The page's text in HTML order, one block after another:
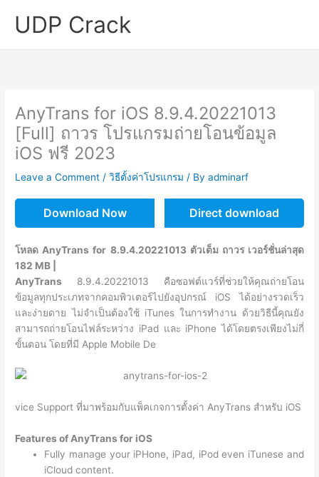
UDP Crack
AnyTrans for iOS 8.9.4.20221013
[Full] ถาวร โปรแกรมถ่ายโอนข้อมูล
iOS ฟรี 2023
Leave a Comment /วิธีตั้งค่าโปรแกรม / Byadminarf
Download Now Direct download
โหลด AnyTrans for 8.9.4.20221013 ตัวเต็ม ถาวร เวอร์ชั่นล่าสุด
182 MB |
AnyTrans 8.9.4.20221013 คือซอฟต์แวร์ที่ช่วยให้คุณถ่ายโอน
ข้อมูลทุกประเภทจากคอมพิวเตอร์ไปยังอุปกรณ์ iOS ได้อย่างรวดเร็ว
และง่ายดาย ไม่จำเป็นต้องใช้ iTunes ในการทำงาน ด้วยวิธีนี้คุณยัง
สามารถถ่ายโอนไฟล์ระหว่าง iPad และ iPhone ได้โดยตรงเพียงไม่กี่
ขั้นตอน โดยที่มี Apple Mobile De
vice Support ที่มาพร้อมกับแพ็คเกจการตั้งค่า AnyTrans สำหรับ iOS
Features of AnyTrans for iOS
Fully manage your iPHone, iPad, iPod even iTunese and
iCloud content.